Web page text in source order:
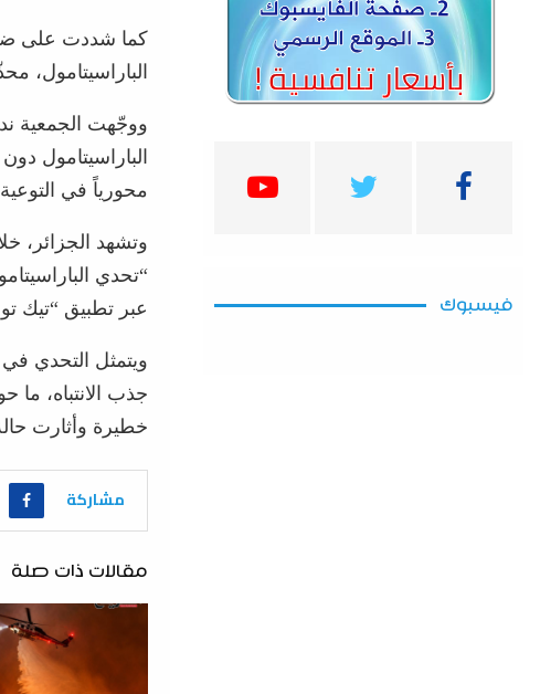
كما شددت على
الباراسيتامول،
ووجّهت الجمعية
الباراسيتامول
محورياً في التوعية
وتشهد الجزائر،
“تحدي
عبر تطبيق “تيك
ويتمثل التحدي
جذب الانتباه،
خطيرة وأثارت
مشاركة
مقالات ذات صلة
فيسبوك